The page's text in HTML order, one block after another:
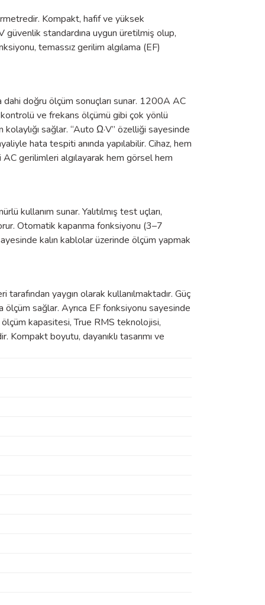
Kompakt, hafif ve yüksek
güvenlik standardına uygun üretilmiş olup,
temassız gerilim algılama (EF)
doğru ölçüm sonuçları sunar. 1200A AC
ve frekans ölçümü gibi çok yönlü
sağlar. “Auto Ω·V” özelliği sayesinde
hata tespiti anında yapılabilir. Cihaz, hem
gerilimleri algılayarak hem görsel hem
kullanım sunar. Yalıtılmış test uçları,
Otomatik kapanma fonksiyonu (3–7
kalın kablolar üzerinde ölçüm yapmak
yaygın olarak kullanılmaktadır. Güç
ölçüm sağlar. Ayrıca EF fonksiyonu sayesinde
kapasitesi, True RMS teknolojisi,
Kompakt boyutu, dayanıklı tasarımı ve